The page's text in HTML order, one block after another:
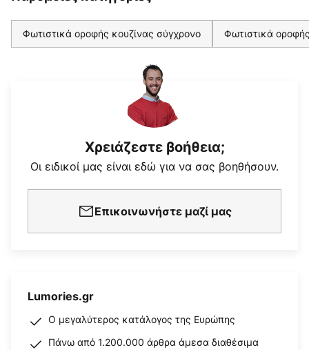
Φωτιστικά οροφής κουζίνας σύγχρονο Φωτιστικά
Χρειάζεστε βοήθεια;
Οι ειδικοί μας είναι εδώ για να σας βοηθήσουν.
Επικοινωνήστε μαζί μας
Lumories.gr
Ο μεγαλύτερος κατάλογος της Ευρώπης
Πάνω από 1.200.000 άρθρα άμεσα διαθέσιμα